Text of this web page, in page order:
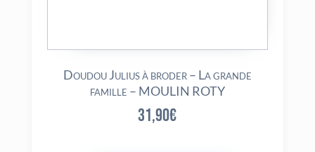
Doudou Julius à broder – La grande
famille – MOULIN ROTY
31,90€